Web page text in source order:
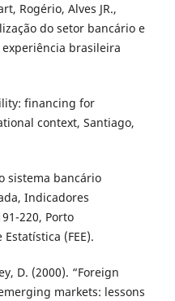
Rogério, Alves JR.,
do setor bancário e
brasileira
financing for
context, Santiago,
sistema bancário
Indicadores
220, Porto
(FEE).
D. (2000). “Foreign
markets: lessons